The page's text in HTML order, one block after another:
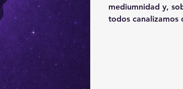
mediumnidad y, sobre todo, cómo se manifiesta en ti. No
todos canalizamos